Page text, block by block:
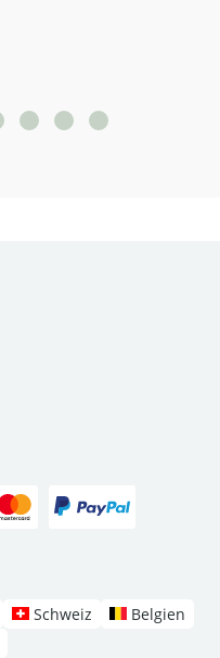
Schweiz
Belgien